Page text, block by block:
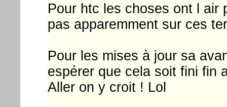
Pour htc les choses ont l air
pas apparemment sur ces
Pour les mises à jour sa
espérer que cela soit fini fin
Aller on y croit ! Lol